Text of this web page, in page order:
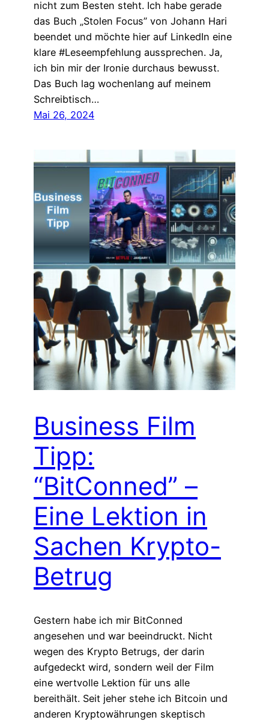
nicht zum Besten steht. Ich habe gerade
das Buch „Stolen Focus” von Johann Hari
beendet und möchte hier auf LinkedIn eine
klare #Leseempfehlung aussprechen. Ja,
ich bin mir der Ironie durchaus bewusst.
Das Buch lag wochenlang auf meinem
Schreibtisch…
Mai 26, 2024
Business Film
Tipp:
“BitConned” –
Eine Lektion in
Sachen Krypto-
Betrug
Gestern habe ich mir BitConned
angesehen und war beeindruckt. Nicht
wegen des Krypto Betrugs, der darin
aufgedeckt wird, sondern weil der Film
eine wertvolle Lektion für uns alle
bereithält. Seit jeher stehe ich Bitcoin und
anderen Kryptowährungen skeptisch